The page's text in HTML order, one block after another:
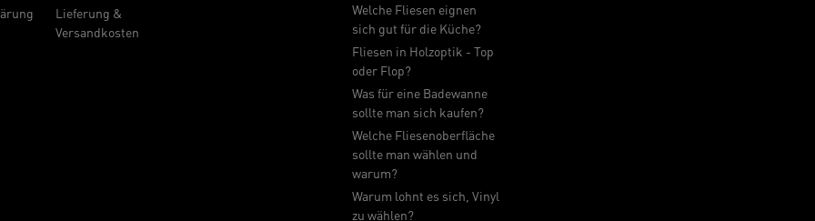
Lieferung &
Versandkosten
Welche Fliesen eignen
sich gut für die Küche?
Fliesen in Holzoptik - Top
oder Flop?
Was für eine Badewanne
sollte man sich kaufen?
Welche Fliesenoberfläche
sollte man wählen und
warum?
Warum lohnt es sich, Vinyl
zu wählen?